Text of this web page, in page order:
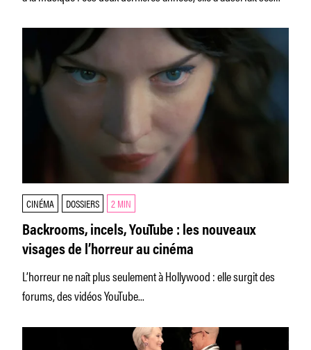
CINÉMA DOSSIERS 2 MIN
Backrooms, incels, YouTube : les nouveaux
visages de l’horreur au cinéma
L’horreur ne naît plus seulement à Hollywood : elle surgit des
forums, des vidéos YouTube...